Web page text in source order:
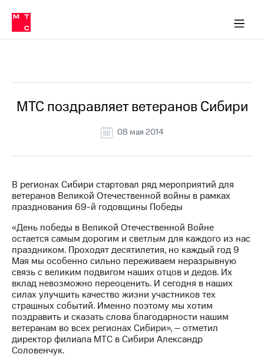
Медиа-центр
и акционерам
Устойчивое развитие
Комплаенс и деловая этика
компании
Карьера
История
региона
Правовая
информация
Медиа-центр
Пресс-
релизы
МТС
о технологиях
Достижения
Интервью
в МТС
Пресс-
релизы
МТС поздравляет ветеранов Сибири
08 мая 2014
В регионах Сибири стартовал ряд мероприятий для
ветеранов Великой Отечественной войны в рамках
празднования 69-й годовщины Победы
«День победы в Великой Отечественной Войне
остается самым дорогим и светлым для каждого из нас
праздником. Проходят десятилетия, но каждый год 9
Мая мы особенно сильно переживаем неразрывную
связь с великим подвигом наших отцов и дедов. Их
вклад невозможно переоценить. И сегодня в наших
силах улучшить качество жизни участников тех
страшных событий. Именно поэтому мы хотим
поздравить и сказать слова благодарности нашим
ветеранам во всех регионах Сибири», – отметил
директор филиала МТС в Сибири Александр
Соловенчук.